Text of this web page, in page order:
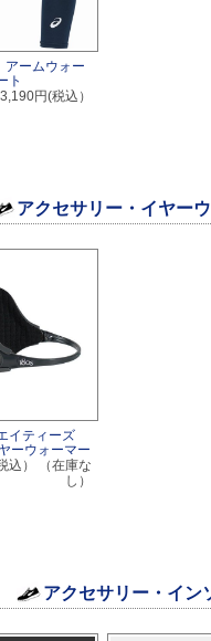
ームウォー
ト
3,190円(税込）
アクセサリー・イヤー
イティーズ
ーウォーマー
込）
（在庫な
し）
アクセサリー・イン